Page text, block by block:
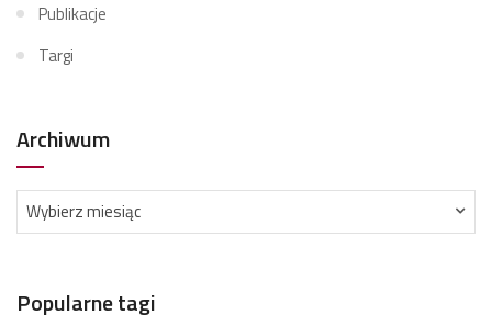
Publikacje
Targi
Archiwum
Archiwum
Wybierz miesiąc
Popularne tagi